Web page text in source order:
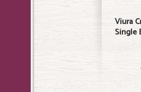
Viura
Single